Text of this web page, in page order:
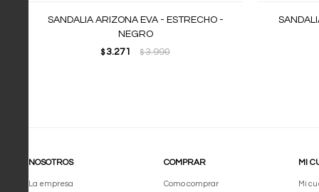
SANDALIA ARIZONA EVA - ESTRECHO -
NEGRO
$3.271 $3.990
NOSOTROS
La empresa
COMPRAR
Como comprar
MI
Mi